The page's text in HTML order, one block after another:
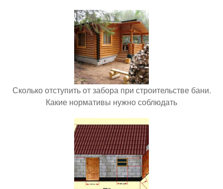
Сколько отступить от забора при строительстве бани.
Какие нормативы нужно соблюдать